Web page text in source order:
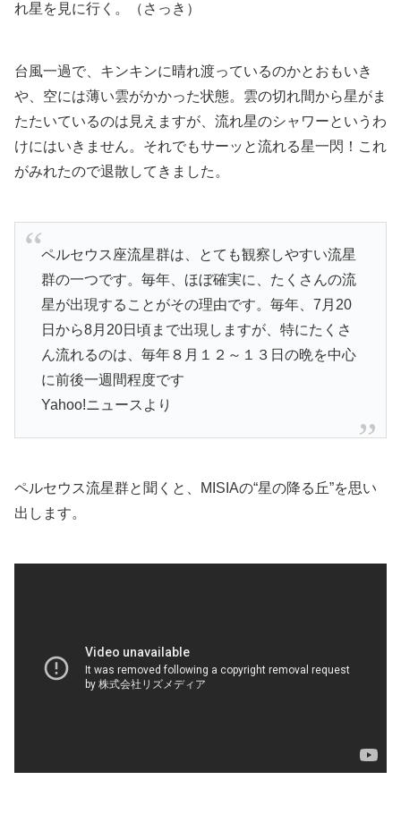
れ星を見に行く。（さっき）
台風一過で、キンキンに晴れ渡っているのかとおもいき
や、空には薄い雲がかかった状態。雲の切れ間から星がま
たたいているのは見えますが、流れ星のシャワーというわ
けにはいきません。 それでもサーッと流れる星一閃！ これ
がみれたので退散してきました。
ペルセウス座流星群は、とても観察しやすい流星
群の一つです。毎年、ほぼ確実に、たくさんの流
星が出現することがその理由です。毎年、7月20
日から8月20日頃まで出現しますが、特にたくさ
ん流れるのは、毎年８月１２～１３日の晩を中心
に前後一週間程度です
Yahoo!ニュースより
ペルセウス流星群と聞くと、MISIAの“星の降る丘”を思い
出します。